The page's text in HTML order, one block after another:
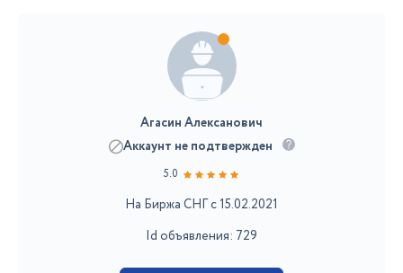
Агасин Алексанович
Аккаунт не подтвержден
5.0
На Биржа СНГ с 15.02.2021
Id объявления: 729